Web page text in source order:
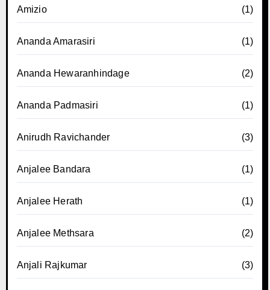
Amizio (1)
Ananda Amarasiri (1)
Ananda Hewaranhindage (2)
Ananda Padmasiri (1)
Anirudh Ravichander (3)
Anjalee Bandara (1)
Anjalee Herath (1)
Anjalee Methsara (2)
Anjali Rajkumar (3)